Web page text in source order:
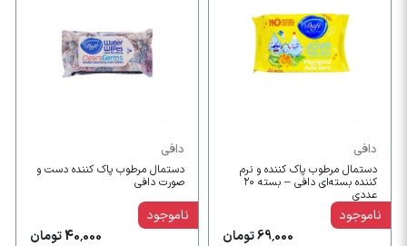
دافی
دستمال مرطوب پاک کننده و نرم
کننده بسته‌ای دافی – بسته ۲۰
عددی
69,000 تومان
ناموجود
دافی
دستمال مرطوب پاک کننده دست و
صورت دافی
40,000 تومان
ناموجود